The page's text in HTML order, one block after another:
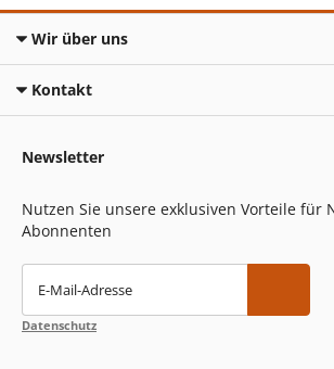
Wir über uns
Kontakt
Newsletter
Nutzen Sie unsere exklusiven Vorteile für
Abonnenten
E-Mail-Adresse
Datenschutz